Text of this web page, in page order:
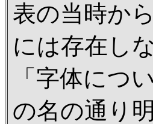
表の当時か
には存在し
「字体につ
の名の通り